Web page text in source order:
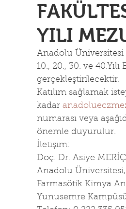
YILI
Anadolu Üniversitesi
10., 20., 30. ve
gerçekleştirilecektir.
Katılım sağlamak
kadar
numarası veya
önemle duyurulur.
İletişim:
Doç. Dr. Asiye MERİÇ
Anadolu Üniversitesi,
Farmasötik Kimya
Yunusemre